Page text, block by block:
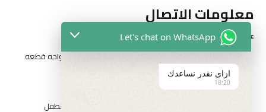
معلومات الاتصال
عناوين الفروع
المقطم الهضبه الوسطي الحي التاني شارع مدرسه الواحه قطعه
رقم ٣٢٦٢
١٤ شارع السيد الببلاوي ارض شريف عابدين
Let's chat on WhatsApp
ازاى نقدر نساعدك
18:20